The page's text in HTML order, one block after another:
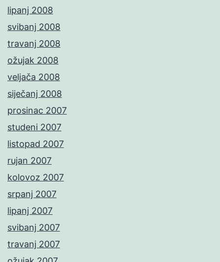
lipanj 2008
svibanj 2008
travanj 2008
ožujak 2008
veljača 2008
siječanj 2008
prosinac 2007
studeni 2007
listopad 2007
rujan 2007
kolovoz 2007
srpanj 2007
lipanj 2007
svibanj 2007
travanj 2007